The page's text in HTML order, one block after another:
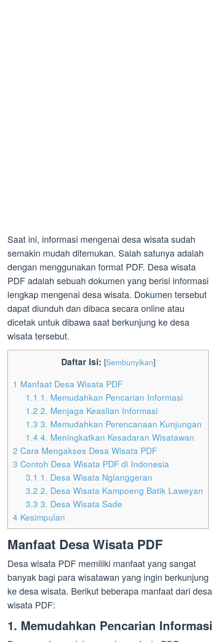
Saat ini, informasi mengenai desa wisata sudah
semakin mudah ditemukan. Salah satunya adalah
dengan menggunakan format PDF. Desa wisata
PDF adalah sebuah dokumen yang berisi informasi
lengkap mengenai desa wisata. Dokumen tersebut
dapat diunduh dan dibaca secara online atau
dicetak untuk dibawa saat berkunjung ke desa
wisata tersebut.
Daftar Isi: [Sembunyikan]
1 Manfaat Desa Wisata PDF
1.1 1. Memudahkan Pencarian Informasi
1.2 2. Menjaga Keaslian Informasi
1.3 3. Memudahkan Perencanaan Kunjungan
1.4 4. Meningkatkan Kesadaran Wisatawan
2 Cara Mengakses Desa Wisata PDF
3 Contoh Desa Wisata PDF di Indonesia
3.1 1. Desa Wisata Nglanggeran
3.2 2. Desa Wisata Kampoeng Batik Laweyan
3.3 3. Desa Wisata Sade
4 Kesimpulan
Manfaat Desa Wisata PDF
Desa wisata PDF memiliki manfaat yang sangat
banyak bagi para wisatawan yang ingin berkunjung
ke desa wisata. Berikut beberapa manfaat dari desa
wisata PDF:
1. Memudahkan Pencarian Informasi